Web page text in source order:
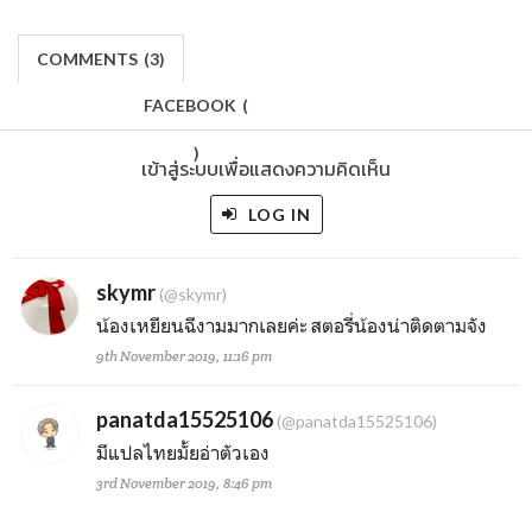
COMMENTS (3)
FACEBOOK (
)
เข้าสู่ระบบเพื่อแสดงความคิดเห็น
LOG IN
skymr (@skymr)
น้องเหยียนฉีงามมากเลยค่ะ สตอรี่น้องน่าติดตามจัง
9th November 2019, 11:16 pm
panatda15525106 (@panatda15525106)
มีแปลไทยมั้ยอ่าตัวเอง
3rd November 2019, 8:46 pm